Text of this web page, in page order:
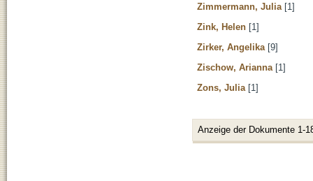
Zimmermann, Julia [1]
Zink, Helen [1]
Zirker, Angelika [9]
Zischow, Arianna [1]
Zons, Julia [1]
Anzeige der Dokumente 1-